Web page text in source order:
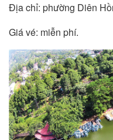
Địa chỉ: phường Diên
Giá vé: miễn phí.